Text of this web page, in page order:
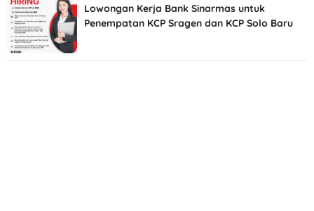
Lowongan Kerja Bank Sinarmas untuk
Penempatan KCP Sragen dan KCP Solo Baru